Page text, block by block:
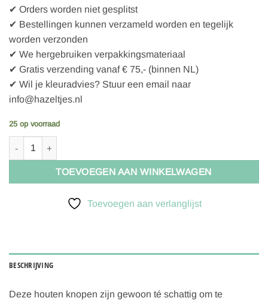
✔ Orders worden niet gesplitst
✔ Bestellingen kunnen verzameld worden en tegelijk
worden verzonden
✔ We hergebruiken verpakkingsmateriaal
✔ Gratis verzending vanaf € 75,- (binnen NL)
✔ Wil je kleuradvies? Stuur een email naar
info@hazeltjes.nl
25 op voorraad
5 Houten knopen Dennetakje, 25 mm aantal
TOEVOEGEN AAN WINKELWAGEN
Toevoegen aan verlanglijst
BESCHRIJVING
Deze houten knopen zijn gewoon té schattig om te